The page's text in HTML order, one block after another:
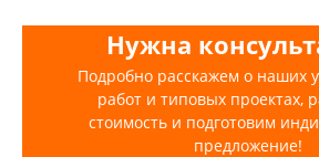
Нужна
Подробно расскажем о наших
работ и типовых проектах,
стоимость и подготовим
предложение!